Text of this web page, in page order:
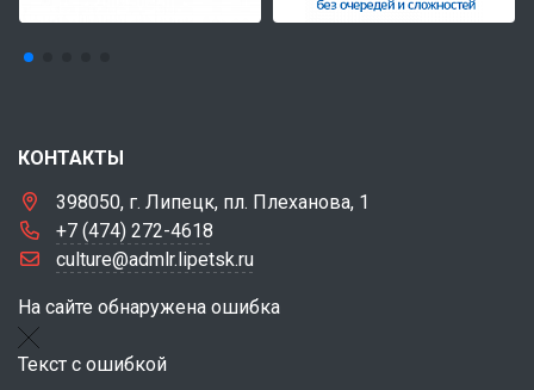
КОНТАКТЫ
398050, г. Липецк, пл. Плеханова, 1
+7 (474) 272-4618
culture@admlr.lipetsk.ru
На сайте обнаружена ошибка
Текст с ошибкой